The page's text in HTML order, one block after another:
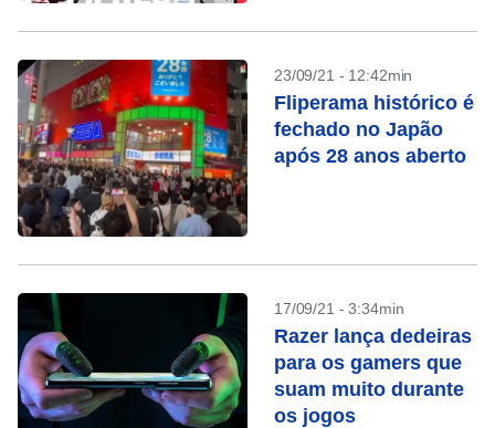
23/09/21 - 12:42min
Fliperama histórico é
fechado no Japão
após 28 anos aberto
17/09/21 - 3:34min
Razer lança dedeiras
para os gamers que
suam muito durante
os jogos